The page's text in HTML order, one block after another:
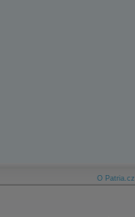
Databanka - Ceny
O Patria.cz